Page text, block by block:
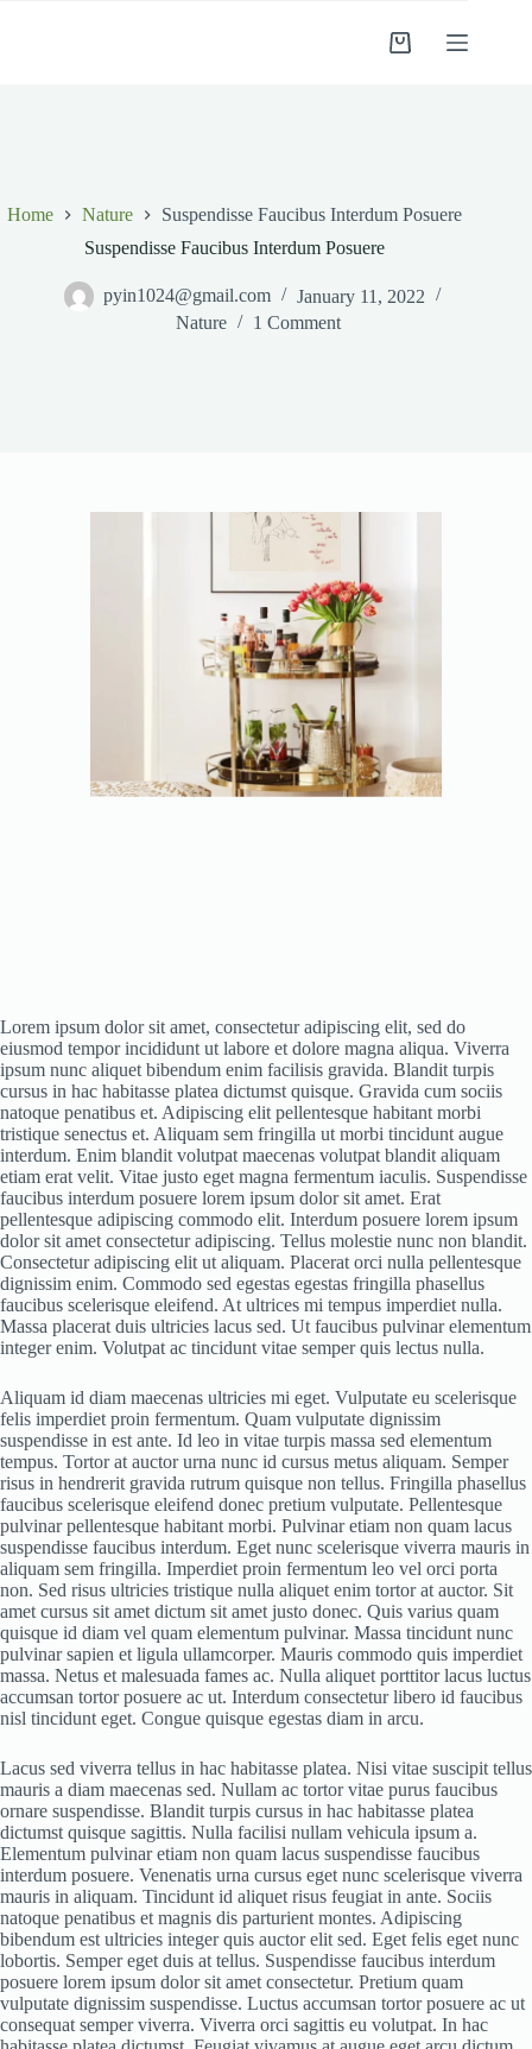
Shopping
Home Nature
Suspendisse Faucibus Interdum Posuere
Suspendisse Faucibus Interdum Posuere
pyin1024@gmail.com
January 11, 2022
Nature
1 Comment
Lorem ipsum dolor sit amet, consectetur adipiscing elit, sed do
eiusmod tempor incididunt ut labore et dolore magna aliqua. Viverra
ipsum nunc aliquet bibendum enim facilisis gravida. Blandit turpis
cursus in hac habitasse platea dictumst quisque. Gravida cum sociis
natoque penatibus et. Adipiscing elit pellentesque habitant morbi
tristique senectus et. Aliquam sem fringilla ut morbi tincidunt augue
interdum. Enim blandit volutpat maecenas volutpat blandit aliquam
etiam erat velit. Vitae justo eget magna fermentum iaculis. Suspendisse
faucibus interdum posuere lorem ipsum dolor sit amet. Erat
pellentesque adipiscing commodo elit. Interdum posuere lorem ipsum
dolor sit amet consectetur adipiscing. Tellus molestie nunc non blandit.
Consectetur adipiscing elit ut aliquam. Placerat orci nulla pellentesque
dignissim enim. Commodo sed egestas egestas fringilla phasellus
faucibus scelerisque eleifend. At ultrices mi tempus imperdiet nulla.
Massa placerat duis ultricies lacus sed. Ut faucibus pulvinar elementum
integer enim. Volutpat ac tincidunt vitae semper quis lectus nulla.
Aliquam id diam maecenas ultricies mi eget. Vulputate eu scelerisque
felis imperdiet proin fermentum. Quam vulputate dignissim
suspendisse in est ante. Id leo in vitae turpis massa sed elementum
tempus. Tortor at auctor urna nunc id cursus metus aliquam. Semper
risus in hendrerit gravida rutrum quisque non tellus. Fringilla phasellus
faucibus scelerisque eleifend donec pretium vulputate. Pellentesque
pulvinar pellentesque habitant morbi. Pulvinar etiam non quam lacus
suspendisse faucibus interdum. Eget nunc scelerisque viverra mauris in
aliquam sem fringilla. Imperdiet proin fermentum leo vel orci porta
non. Sed risus ultricies tristique nulla aliquet enim tortor at auctor. Sit
amet cursus sit amet dictum sit amet justo donec. Quis varius quam
quisque id diam vel quam elementum pulvinar. Massa tincidunt nunc
pulvinar sapien et ligula ullamcorper. Mauris commodo quis imperdiet
massa. Netus et malesuada fames ac. Nulla aliquet porttitor lacus luctus
accumsan tortor posuere ac ut. Interdum consectetur libero id faucibus
nisl tincidunt eget. Congue quisque egestas diam in arcu.
Lacus sed viverra tellus in hac habitasse platea. Nisi vitae suscipit tellus
mauris a diam maecenas sed. Nullam ac tortor vitae purus faucibus
ornare suspendisse. Blandit turpis cursus in hac habitasse platea
dictumst quisque sagittis. Nulla facilisi nullam vehicula ipsum a.
Elementum pulvinar etiam non quam lacus suspendisse faucibus
interdum posuere. Venenatis urna cursus eget nunc scelerisque viverra
mauris in aliquam. Tincidunt id aliquet risus feugiat in ante. Sociis
natoque penatibus et magnis dis parturient montes. Adipiscing
bibendum est ultricies integer quis auctor elit sed. Eget felis eget nunc
lobortis. Semper eget duis at tellus. Suspendisse faucibus interdum
posuere lorem ipsum dolor sit amet consectetur. Pretium quam
vulputate dignissim suspendisse. Luctus accumsan tortor posuere ac ut
consequat semper viverra. Viverra orci sagittis eu volutpat. In hac